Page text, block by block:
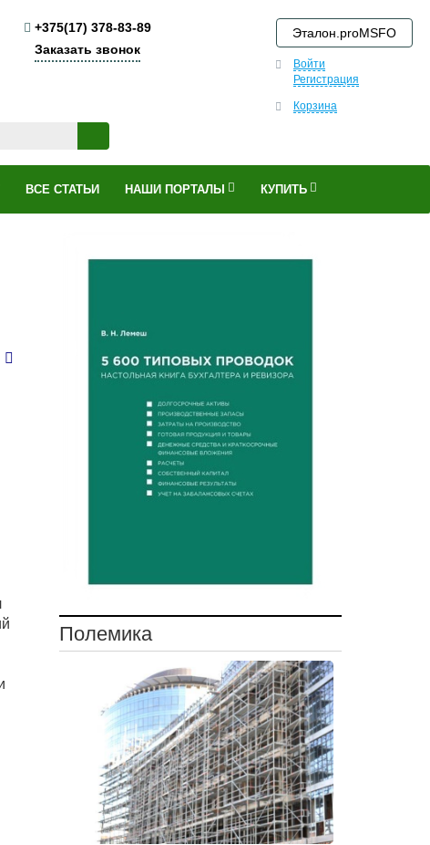
+375(17) 378-83-89
Заказать звонок
Эталон.proMSFO
Войти
Регистрация
Корзина
ВСЕ СТАТЬИ НАШИ ПОРТАЛЫ КУПИТЬ
Полемика